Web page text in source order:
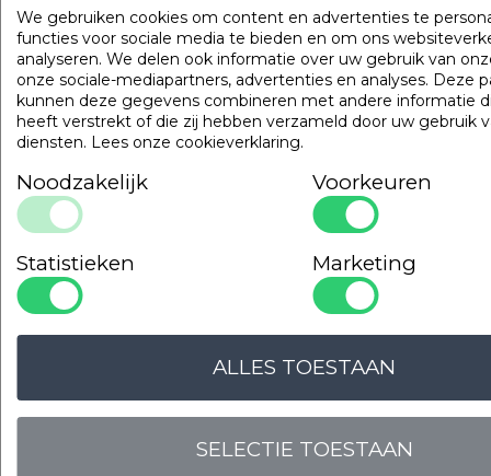
Populaireproducten
Gilder Synthetisch Superior
Art. VADBG42TH
We gebruiken cookies om content en advertenties te
functies voor sociale media te bieden en om ons
analyseren. We delen ook informatie over uw gebruik van
onze sociale-mediapartners, advertenties en analyses. Deze
kunnen deze gegevens combineren met andere informatie
heeft verstrekt of die zij hebben verzameld door uw gebruik
diensten. Lees onze cookieverklaring.
Noodzakelijk Voorkeuren
Statistieken Marketing
SELECTIE TOESTAAN
ALLES TOESTAAN